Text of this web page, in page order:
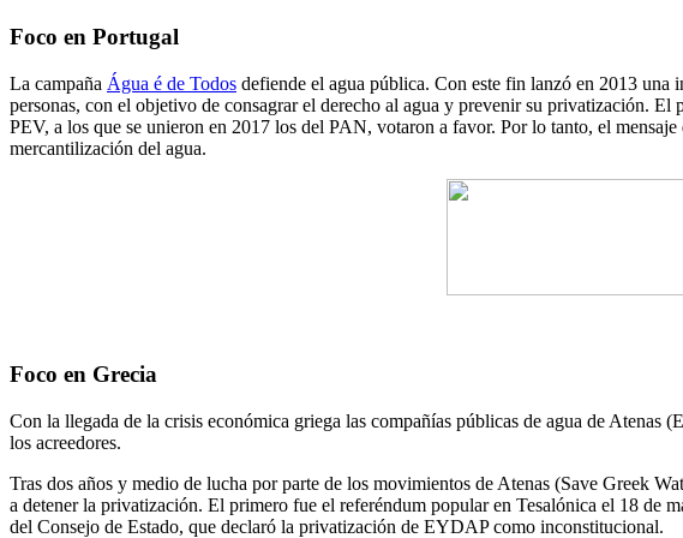
Foco en Portugal
La campaña Água é de Todos defiende el agua pública. Con este fin lanzó en 2013
personas, con el objetivo de consagrar el derecho al agua y prevenir su privatización.
PEV, a los que se unieron en 2017 los del PAN, votaron a favor. Por lo tanto, el
mercantilización del agua.
Foco en Grecia
Con la llegada de la crisis económica griega las compañías públicas de agua de
los acreedores.
Tras dos años y medio de lucha por parte de los movimientos de Atenas (Save Greek
a detener la privatización. El primero fue el referéndum popular en Tesalónica el 18 de
del Consejo de Estado, que declaró la privatización de EYDAP como inconstitucional.